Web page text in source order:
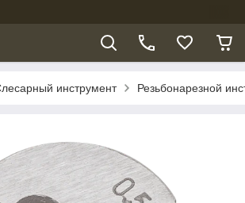
инструмент Резьбонарезной